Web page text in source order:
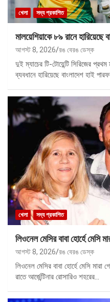
খেলা সদ্য প্রকাশিত
মালয়েশিয়াকে ৮৯ রানে হারিয়েছে
আগস্ট 8, 2026 রঙ বেরঙ ডেস্ক
দুই ম্যাচের টি-টোয়েন্টি সিরিজের
ব্যবধানে হারিয়েছে বাংলাদেশ হাই
খেলা সদ্য প্রকাশিত
লিওনেল মেসির বাবা হোর্হে মেসি
আগস্ট 8, 2026 রঙ বেরঙ ডেস্ক
লিওনেল মেসির বাবা হোর্হে মেসি
রাতে আর্জেন্টিনার রোসারিও শহরের…